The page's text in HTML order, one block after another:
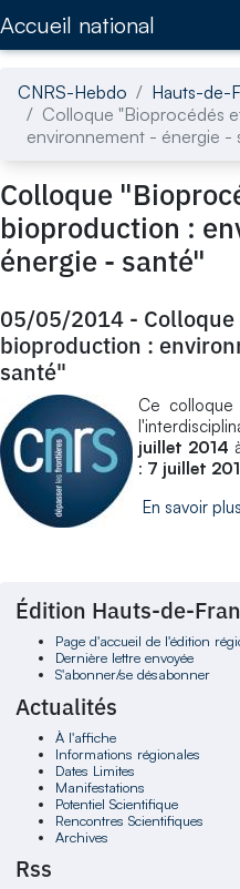
Accueil national
CNRS-Hebdo Hauts-de-
Colloque "Bioprocédés
environnement - énergie -
Colloque
bioproduction :
énergie - santé"
05/05/2014 -
bioproduction :
santé"
Ce
juillet 2014
: 7 juillet
En savoir plus
Édition Hauts-de-
Page d'accueil de l'édition
Dernière lettre envoyée
S'abonner/se désabonner
Actualités
À l'affiche
Informations régionales
Dates Limites
Manifestations
Potentiel Scientifique
Rencontres Scientifiques
Archives
Rss